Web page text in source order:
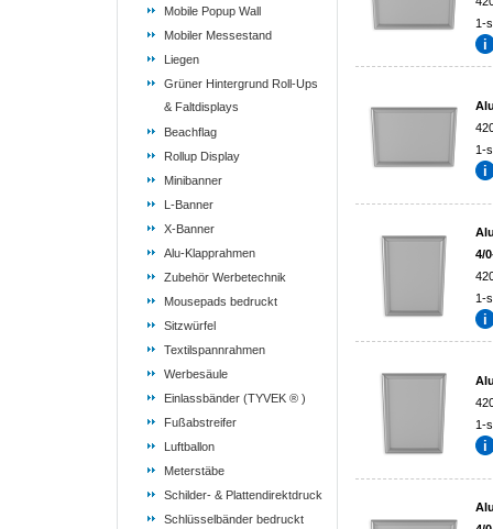
Mobile Popup Wall
Mobiler Messestand
Liegen
Grüner Hintergrund Roll-Ups
& Faltdisplays
Beachflag
Rollup Display
Minibanner
L-Banner
X-Banner
Alu-Klapprahmen
Zubehör Werbetechnik
Mousepads bedruckt
Sitzwürfel
Textilspannrahmen
Werbesäule
Einlassbänder (TYVEK ® )
Fußabstreifer
Luftballon
Meterstäbe
Schilder- & Plattendirektdruck
Schlüsselbänder bedruckt
1-
1-
4/
1-
1-